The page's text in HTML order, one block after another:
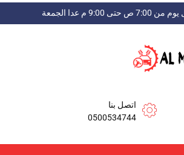
9:00 م عدا الجمعة
اتصل بنا
0500534744